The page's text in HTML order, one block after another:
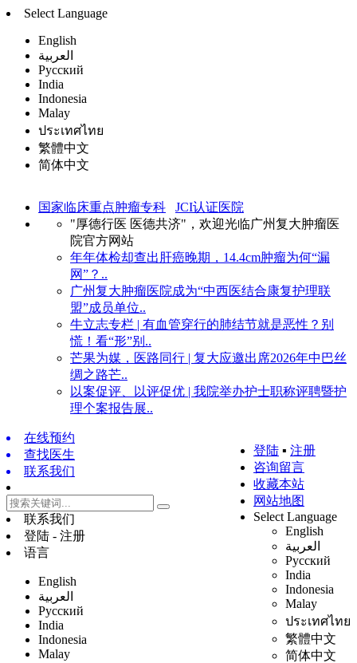
Select Language
English
العربية
Русский
India
Indonesia
Malay
ประเทศไทย
繁體中文
简体中文
国家临床重点肿瘤专科
JCI认证医院
"厚德行医 医德共济"，欢迎光临广州复大肿瘤医
院官方网站
年年体检却查出肝癌晚期，14.4cm肿瘤为何“漏
网”？..
广州复大肿瘤医院成为“中西医结合康复护理联
盟”成员单位..
牛立志专栏 | 有血管穿行的肺结节就是恶性？别
慌！看“形”别..
芒果为媒，医路同行 | 复大应邀出席2026年中巴丝
绸之路芒..
以案促评、以评促优 | 我院举办护士职称评聘暨护
理个案报告展..
登陆 ▪ 注册
咨询留言
收藏本站
网站地图
Select Language
English
العربية
Русский
India
Indonesia
Malay
ประเทศไทย
繁體中文
简体中文
在线预约
查找医生
联系我们
联系我们
登陆 - 注册
语言
English
العربية
Русский
India
Indonesia
Malay